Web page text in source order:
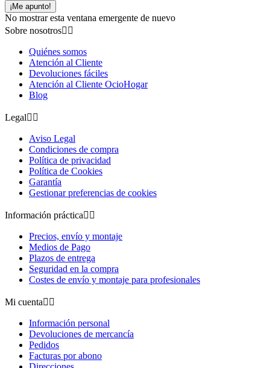
¡Me apunto!
No mostrar esta ventana emergente de nuevo
Sobre nosotros 
Quiénes somos
Atención al Cliente
Devoluciones fáciles
Atención al Cliente OcioHogar
Blog
Legal 
Aviso Legal
Condiciones de compra
Política de privacidad
Política de Cookies
Garantía
Gestionar preferencias de cookies
Información práctica 
Precios, envío y montaje
Medios de Pago
Plazos de entrega
Seguridad en la compra
Costes de envío y montaje para profesionales
Mi cuenta 
Información personal
Devoluciones de mercancía
Pedidos
Facturas por abono